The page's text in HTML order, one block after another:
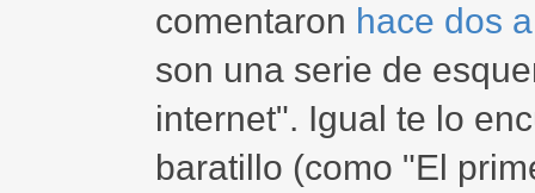
comentaron hace dos
son una serie de
internet". Igual te lo
baratillo (como "El